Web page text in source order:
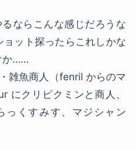
るならこんな感じだろうな
ット探ったらこれしかな
か……
雑魚商人（fenril からのマ
にクリピクミンと商人、
っくすみす、マジシャン